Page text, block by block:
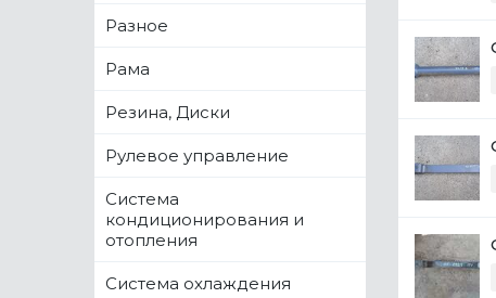
Разное
Рама
Резина, Диски
Рулевое управление
Система
кондиционирования и
отопления
Система охлаждения